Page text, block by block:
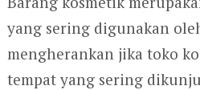
yang sering digunakan
mengherankan jika toko
tempat yang sering